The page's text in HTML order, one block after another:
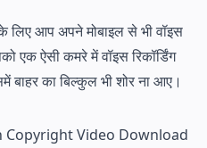
आप अपने मोबाइल से भी वॉइस
एक ऐसी कमरे में वॉइस रिकॉर्डिंग
बाहर का बिल्कुल भी शोर ना आए।
Copyright Video Download